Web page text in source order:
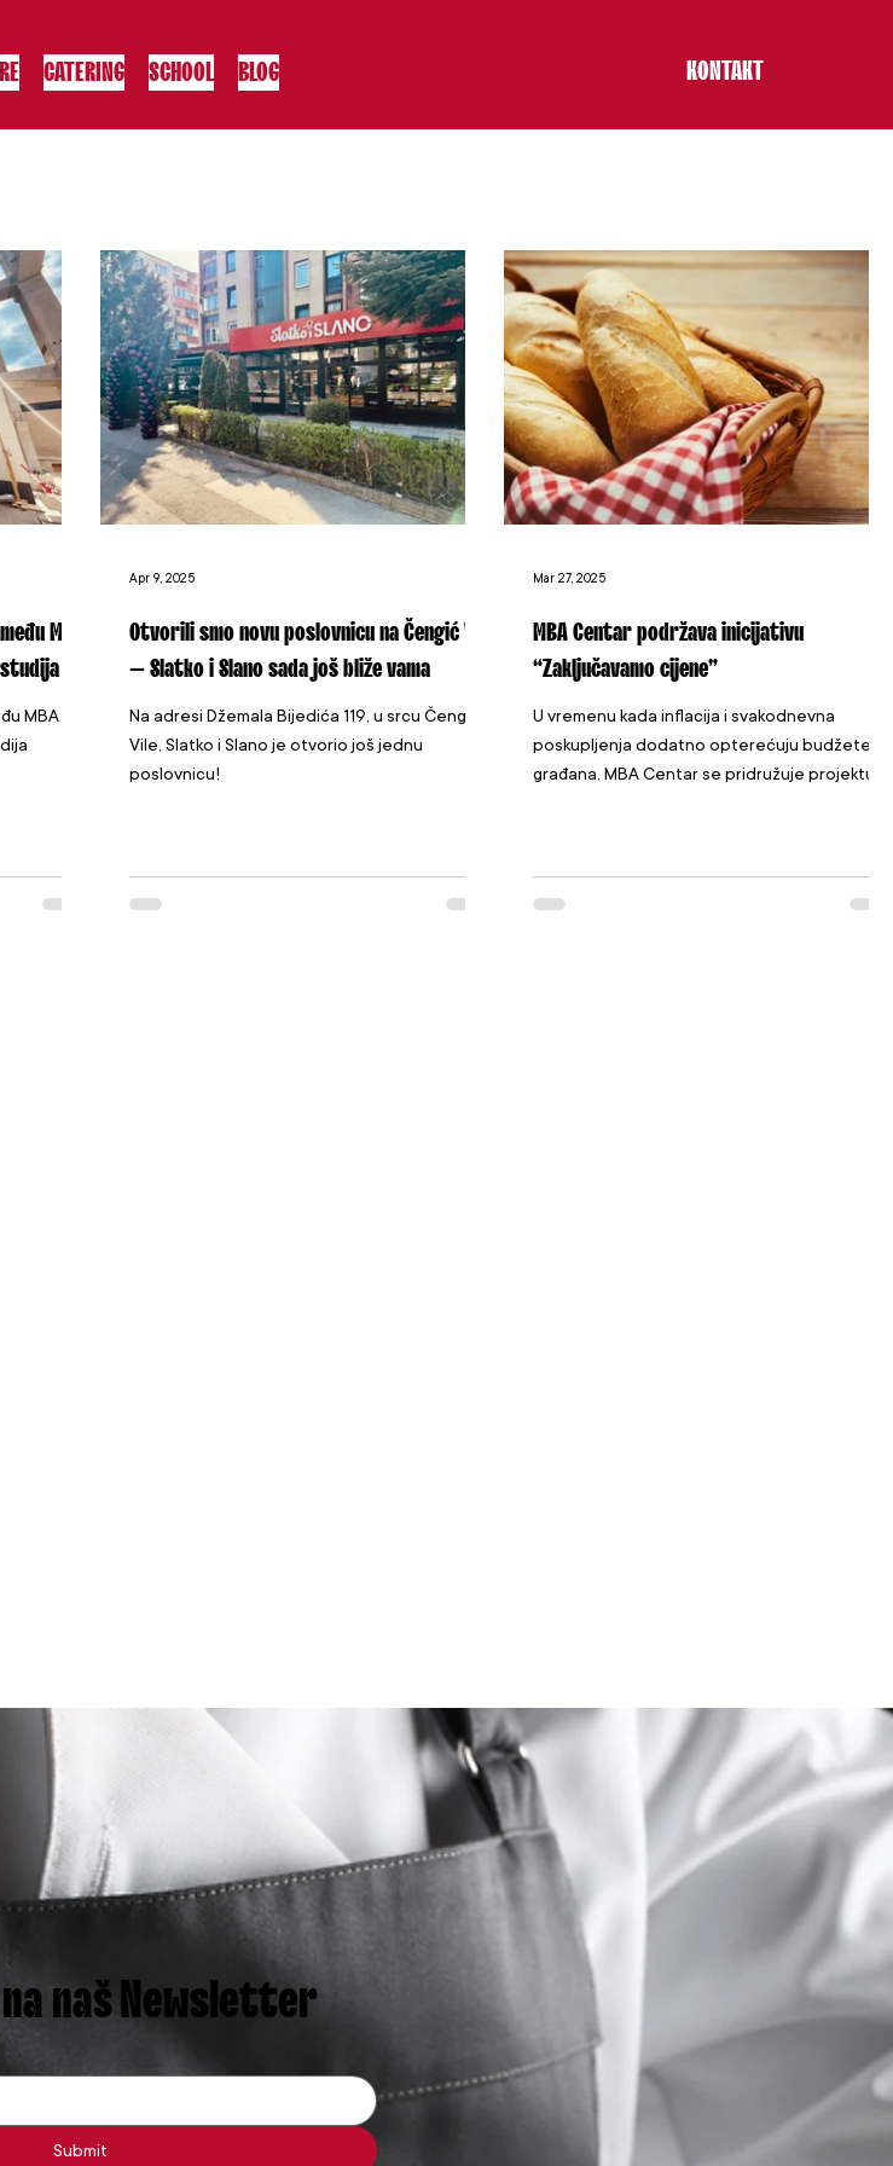
CATERING SCHOOL BLOG KONTAKT
MBA
MBA
Otvorili smo novu poslovnicu na Čengić Vili
– Slatko i Slano sada još bliže vama
Na adresi Džemala Bijedića 119, u srcu Čengić
Vile, Slatko i Slano je otvorio još jednu
poslovnicu!
Apr 9, 2025
MBA Centar podržava inicijativu
“Zaključavamo cijene”
U vremenu kada inflacija i svakodnevna
poskupljenja dodatno opterećuju budžete
građana, MBA Centar se pridružuje projektu
Mar 27, 2025
naš Newsletter
Submit